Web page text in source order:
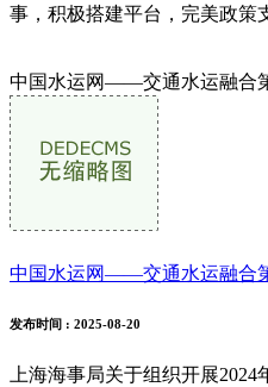
事，积极搭建平台，完美政策
中国水运网——交通水运融合
中国水运网——交通水运融合
发布时间 : 2025-08-20
上海海事局关于组织开展